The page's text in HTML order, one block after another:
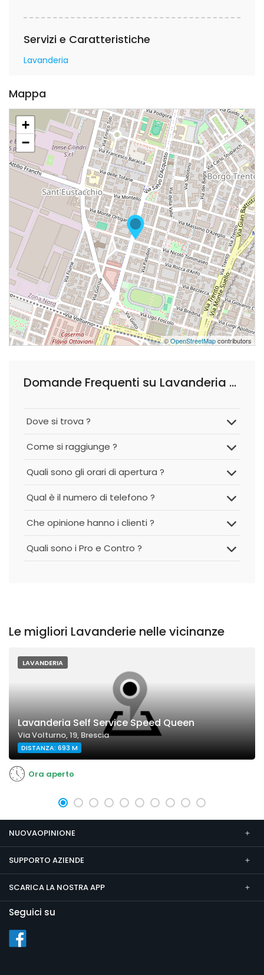
Servizi e Caratteristiche
Lavanderia
Mappa
+
−
©OpenStreetMapcontributors
Domande Frequenti su Lavanderia Lavajet
Dove si trova ?
Come si raggiunge ?
Quali sono gli orari di apertura ?
Qual è il numero di telefono ?
Che opinione hanno i clienti ?
Quali sono i Pro e Contro ?
Le migliori Lavanderie nelle vicinanze
LAVANDERIA
Lavanderia Self Service Speed Queen
Via Volturno, 19, Brescia
DISTANZA: 693 M
Ora aperto
NUOVAOPINIONE
SUPPORTO AZIENDE
SCARICA LA NOSTRA APP
Seguici su